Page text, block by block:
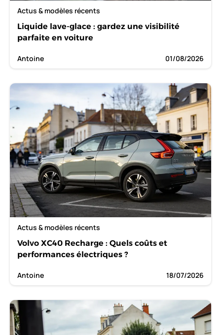
Actus & modèles récents
Liquide lave-glace : gardez une visibilité
parfaite en voiture
Antoine 01/08/2026
Actus & modèles récents
Volvo XC40 Recharge : Quels coûts et
performances électriques ?
Antoine 18/07/2026